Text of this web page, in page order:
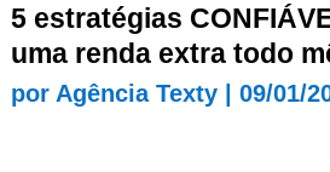
5 estratégias
uma renda extra todo
por Agência Texty| 09/01/